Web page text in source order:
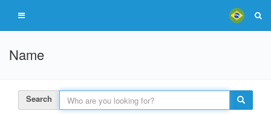
Name
Search